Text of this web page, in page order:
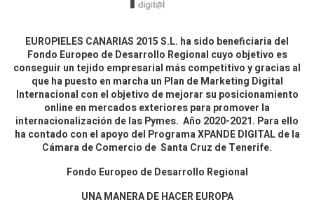
EUROPIELES CANARIAS 2015 S.L. ha sido beneficiaria del
Fondo Europeo de Desarrollo Regional cuyo objetivo es
conseguir un tejido empresarial más competitivo y gracias al
que ha puesto en marcha un Plan de Marketing Digital
Internacional con el objetivo de mejorar su posicionamiento
online en mercados exteriores para promover la
internacionalización de las Pymes. Año 2020-2021. Para ello
ha contado con el apoyo del Programa XPANDE DIGITAL de la
Cámara de Comercio de Santa Cruz de Tenerife.
Fondo Europeo de Desarrollo Regional
UNA MANERA DE HACER EUROPA